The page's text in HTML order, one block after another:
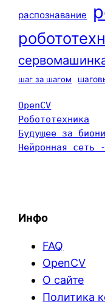
распознавание
шаг за шагом
OpenCV
Робототехника
Будущее за
Нейронная сеть
Инфо
FAQ
OpenCV
О сайте
Политика